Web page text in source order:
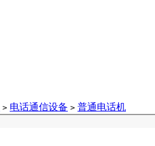
> 电话通信设备 > 普通电话机